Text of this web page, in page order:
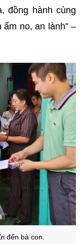
đồng hành cùng
no, an lành” –
đến bà con.